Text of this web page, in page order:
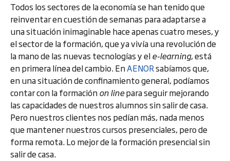
Todos los sectores de la economía se han tenido que
reinventar en cuestión de semanas para adaptarse a
una situación inimaginable hace apenas cuatro meses, y
el sector de la formación, que ya vivía una revolución de
la mano de las nuevas tecnologías y ele-learning, está
en primera línea del cambio. EnAENORsabíamos que,
en una situación de confinamiento general, podíamos
contar con la formaciónon linepara seguir mejorando
las capacidades de nuestros alumnos sin salir de casa.
Pero nuestros clientes nos pedían más, nada menos
que mantener nuestros cursos presenciales, pero de
forma remota. Lo mejor de la formación presencial sin
salir de casa.